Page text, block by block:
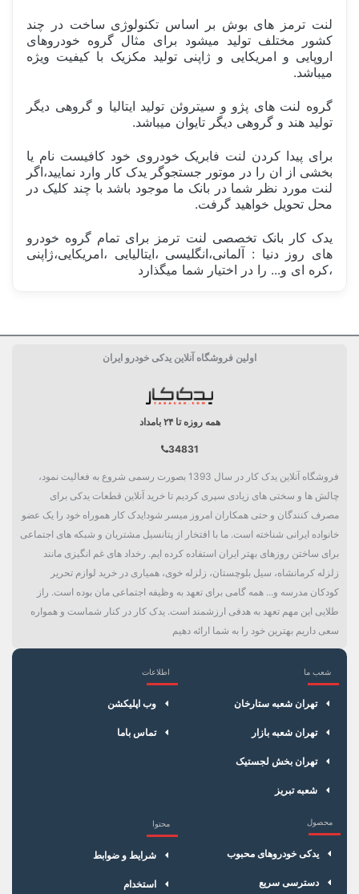
لنت ترمز های بوش بر اساس تکنولوژی ساخت در چند
کشور مختلف تولید میشود برای مثال گروه خودروهای
اروپایی و امریکایی و ژاپنی تولید مکزیک با کیفیت ویژه
میباشد.
گروه لنت های پژو و سیتروئن تولید ایتالیا و گروهی دیگر
تولید هند و گروهی دیگر تایوان میباشد.
برای پیدا کردن لنت فابریک خودروی خود کافیست نام یا
بخشی از ان را در موتور جستجوگر یدک کار وارد نمایید،اگر
لنت مورد نظر شما در بانک ما موجود باشد با چند کلیک در
محل تحویل خواهید گرفت.
یدک کار بانک تخصصی لنت ترمز برای تمام گروه خودرو
های روز دنیا : آلمانی،انگلیسی ،ایتالیایی ،امریکایی،ژاپنی
،کره ای و... را در اختیار شما میگذارد
مشخصات فنی لنت مسی, فاقد آزبت
سیستم ترمز
اولین فروشگاه آنلاین یدکی خودرو ایران
همه روزه تا ۲۴ بامداد
34831
فروشگاه آنلاین یدک کار در سال 1393 بصورت رسمی شروع به فعالیت نمود،
چالش ها و سختی های زیادی سپری کردیم تا خرید آنلاین قطعات یدکی برای
مصرف کنندگان و حتی همکاران امروز میسر شود!یدک کار هموراه خود را یک عضو
خانواده ایرانی شناخته است. ما با افتخار از پتانسیل مشتریان و شبکه های اجتماعی
برای ساختن روزهای بهتر ایران استفاده کرده ایم. رخداد های غم انگیزی مانند
زلزله کرمانشاه، سیل بلوچستان، زلزله خوی، همیاری در خرید لوازم تحریر
کودکان مدرسه و... همه گامی برای تعهد به وظیفه اجتماعی مان بوده است. راز
طلایی این مهم تعهد به هدفی ارزشمند است. یدک کار در کنار شماست و همواره
سعی داریم بهترین خود را به شما ارائه دهیم
شعب ما
تهران شعبه ستارخان
تهران شعبه بازار
تهران بخش لجستیک
شعبه تبریز
اطلاعات
وب اپلیکشن
تماس باما
محصول
یدکی خودروهای محبوب
دسترسی سریع
محتوا
شرایط و ضوابط
استخدام
×